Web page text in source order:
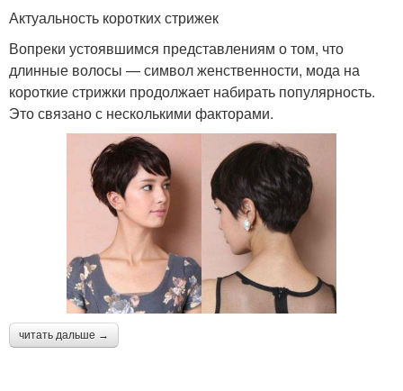
Актуальность коротких стрижек
Вопреки устоявшимся представлениям о том, что
длинные волосы — символ женственности, мода на
короткие стрижки продолжает набирать популярность.
Это связано с несколькими факторами.
читать дальше →